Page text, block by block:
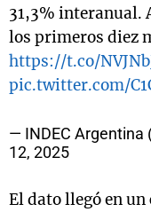
31,3% interanual.
los primeros diez
https://t.co/
pic.twitter.com/
— INDEC Argentina
12, 2025
El dato llegó en un